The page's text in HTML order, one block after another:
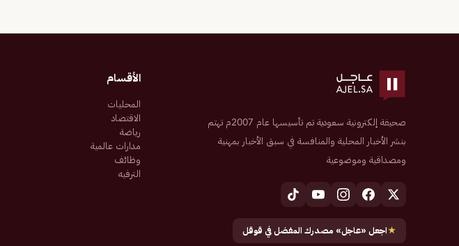
صحيفة إلكترونية سعودية تم تأسيسها عام 2007م تهتم
بنشر الأخبار المحلية والمنافسة في سبق الأخبار بمهنية
ومصداقية وموضوعية
★اجعل «عاجل» مصدرك المفضل في قوقل
الأقسام
المحليات
الاقتصاد
رياضة
مدارات عالمية
وظائف
الترفيه